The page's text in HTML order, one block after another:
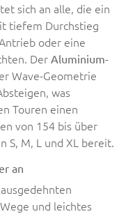
sich an alle, die ein
tiefem Durchstieg
oder eine
Der Aluminium-
Wave-Geometrie
was
Touren einen
von 154 bis über
S, M, L und XL bereit.
an
und leichtes